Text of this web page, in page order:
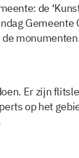
de
Er zijn
op het